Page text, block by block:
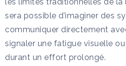
sera possible d’imaginer des
communiquer directement
signaler une fatigue visuelle
durant un effort prolongé.